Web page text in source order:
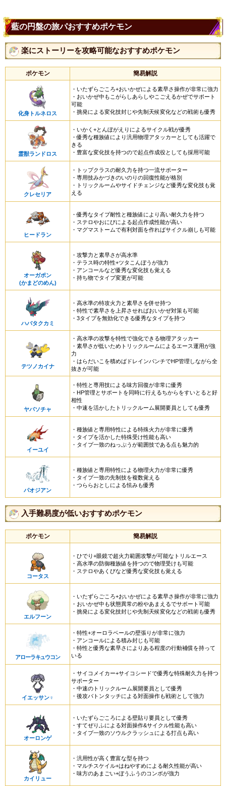
藍の円盤の旅パおすすめポケモン
楽にストーリーを攻略可能なおすすめポケモン
ポケモン 簡易解説
化身トルネロス
・いたずらごころ+おいかぜによる素早さ操作が非常に強力
・おいかぜ中もこがらしあらしやこごえるかぜでサポート
可能
・挑発による変化技封じや先制天候変化などの戦術も優秀
霊獣ランドロス
・いかく+とんぼがえりによるサイクル戦が優秀
・優秀な種族値により汎用物理アタッカーとしても活躍で
きる
・豊富な変化技を持つので起点作成役としても採用可能
クレセリア
・トップクラスの耐久力を持つ一流サポーター
・専用技みかづきのいのりの回復性能が格別
・トリックルームやサイドチェンジなど優秀な変化技も覚
える
ヒードラン
・優秀なタイプ耐性と種族値により高い耐久力を持つ
・ステロやおにびによる起点作成性能が高い
・マグマストームで有利対面を作ればサイクル崩しも可能
オーガポン
(かまどのめん)
・攻撃力と素早さが高水準
・テラス時の特性+ツタこんぼうが強力
・アンコールなど優秀な変化技も覚える
・持ち物でタイプ変更が可能
ハバタクカミ
・高水準の特攻火力と素早さを併せ持つ
・特性で素早さを上昇させればおいかぜ対策も可能
・3タイプを無効化できる優秀なタイプを持つ
テツノカイナ
・高水準の攻撃を特性で強化できる物理アタッカー
・素早さが低いためトリックルームによるエース運用が強
力
・はらだいこを積めばドレインパンチでHP管理しながら全
抜きが可能
ヤバソチャ
・特性と専用技による味方回復が非常に優秀
・HP管理とサポートを同時に行えるちからをすいとると好
相性
・中速を活かしたトリックルーム展開要員としても優秀
イーユイ
・種族値と専用特性による特殊火力が非常に優秀
・タイプを活かした特殊受け性能も高い
・タイプ一致のねっぷうが範囲技である点も魅力的
パオジアン
・種族値と専用特性による物理火力が非常に優秀
・タイプ一致の先制技を複数覚える
・つららおとしによる怯みも優秀
入手難易度が低いおすすめポケモン
ポケモン 簡易解説
コータス
・ひでり+眼鏡で超火力範囲攻撃が可能なトリルエース
・高水準の防御種族値を持つので物理受けも可能
・ステロやあくびなど優秀な変化技も覚える
エルフーン
・いたずらごころ+おいかぜによる素早さ操作が非常に強力
・おいかぜ中も状態異常の粉やあまえるでサポート可能
・挑発による変化技封じや先制天候変化などの戦術も優秀
アローラキュウコン
・特性+オーロラベールの壁張りが非常に強力
・アンコールによる積み封じも可能
・特性と優秀な素早さによりある程度の行動補償を持って
いる
イエッサン♀
・サイコメイカー+サイコシードで優秀な特殊耐久力を持つ
サポーター
・中速のトリックルーム展開要員として優秀
・後攻バトンタッチによる対面操作も戦術として強力
オーロンゲ
・いたずらごころによる壁貼り要員として優秀
・すてぜりふによる対面操作&サイクル性能も高い
・タイプ一致のソウルクラッシュによる打点も高い
カイリュー
・汎用性が高く豊富な型を持つ
・マルチスケイル+はねやすめによる耐久性能が高い
・味方のあまごい+ぼうふうのコンボが強力